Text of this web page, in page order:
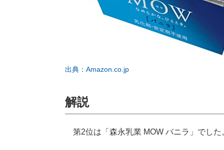
出典：Amazon.co.jp
解説
第2位は「森永乳業 MOW バニラ」でした